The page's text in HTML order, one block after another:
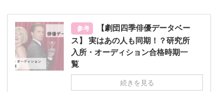
参考
【劇団四季俳優データベー
ス】 実はあの人も同期！？研究所
入所・オーディション合格時期一
覧
続きを見る